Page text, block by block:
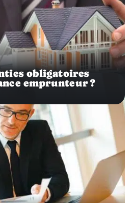
obligatoires
emprunteur ?